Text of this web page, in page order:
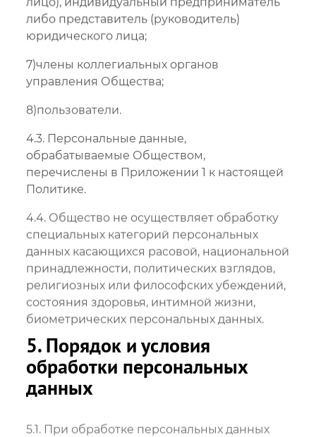
либо представитель (руководитель)
юридического лица;
7)члены коллегиальных органов
управления Общества;
8)пользователи.
4.3. Персональные данные,
обрабатываемые Обществом,
перечислены в Приложении 1 к настоящей
Политике.
4.4. Общество не осуществляет обработку
специальных категорий персональных
данных касающихся расовой, национальной
принадлежности, политических взглядов,
религиозных или философских убеждений,
состояния здоровья, интимной жизни,
биометрических персональных данных.
5. Порядок и условия
обработки персональных
данных
5.1. При обработке персональных данных